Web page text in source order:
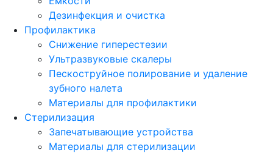
Дезинфекция и очистка
Профилактика
Снижение гиперестезии
Ультразвуковые скалеры
Пескоструйное полирование и удаление
зубного налета
Материалы для профилактики
Стерилизация
Запечатывающие устройства
Материалы для стерилизации